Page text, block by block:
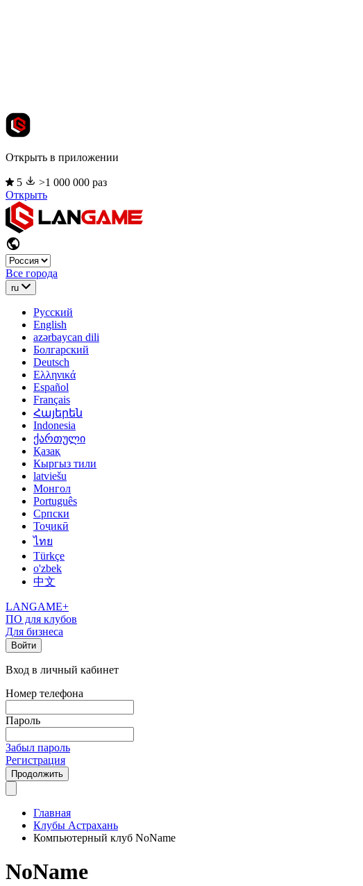
Открыть в приложении
5
>1 000 000 раз
Открыть
Все города
ru
Русский
English
azərbaycan dili
Болгарский
Deutsch
Ελληνικά
Español
Français
Հայերեն
Indonesia
ქართული
Қазақ
Кыргыз тили
latviešu
Монгол
Português
Српски
Тоҷикӣ
ไทย
Türkçe
o'zbek
中文
LANGAME+
ПО для клубов
Для бизнеса
Войти
Вход в личный кабинет
Номер телефона
Пароль
Забыл пароль
Регистрация
Продолжить
Главная
Клубы Астрахань
Компьютерный клуб NoName
NoName